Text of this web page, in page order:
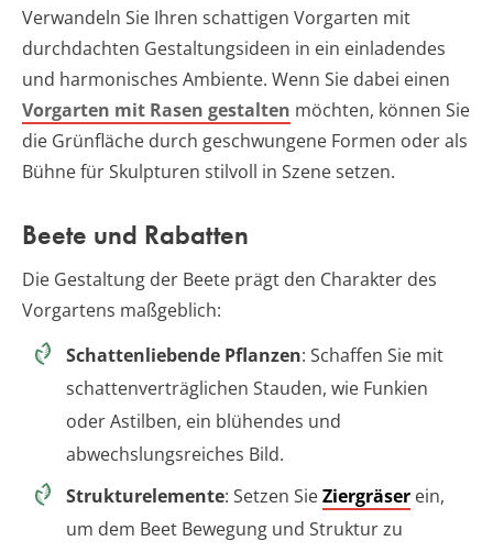
Verwandeln Sie Ihren schattigen Vorgarten mit
durchdachten Gestaltungsideen in ein einladendes
und harmonisches Ambiente. Wenn Sie dabei einen
Vorgarten mit Rasen gestalten möchten, können Sie
die Grünfläche durch geschwungene Formen oder als
Bühne für Skulpturen stilvoll in Szene setzen.
Beete und Rabatten
Die Gestaltung der Beete prägt den Charakter des
Vorgartens maßgeblich:
Schattenliebende Pflanzen: Schaffen Sie mit
schattenverträglichen Stauden, wie Funkien
oder Astilben, ein blühendes und
abwechslungsreiches Bild.
Strukturelemente: Setzen SieZiergräser ein,
um dem Beet Bewegung und Struktur zu